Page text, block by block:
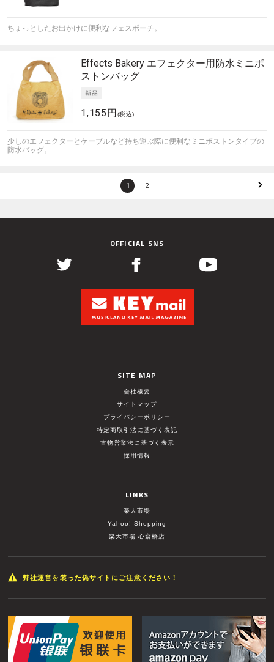
ちょっとしたお出かけに便利なフェスポーチ。
Effects Bakery エフェクター用防水ミニボ
ストンバッグ
1,155円 (税込)
少しのエフェクターとケーブルなど持ち運ぶ際に便利なミニボストンタイプの
防水バッグ。
1 2
OFFICIAL SNS
SITE MAP
会社概要
サイトマップ
プライバシーポリシー
特定商取引法に基づく表記
古物営業法に基づく表示
採用情報
LINKS
楽天市場
Yahoo! Shopping
楽天市場 心斎橋店
弊社運営を装った偽サイトにご注意ください！